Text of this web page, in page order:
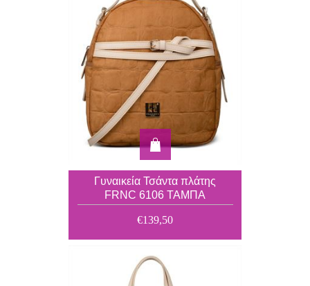
Γυναικεία Τσάντα πλάτης
FRNC 6106 ΤΑΜΠΑ
€139,50